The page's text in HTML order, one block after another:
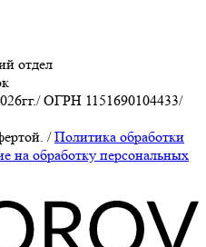
отдел
/ОГРН 1151690104433/
/ Политика обработки
на обработку персональных